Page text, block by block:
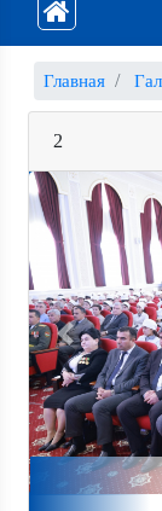
Главная
2
Previous